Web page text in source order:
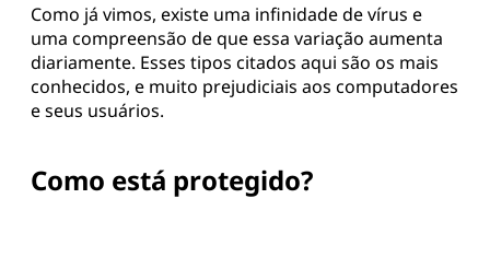
Como já vimos, existe uma infinidade de vírus e
uma compreensão de que essa variação aumenta
diariamente. Esses tipos citados aqui são os mais
conhecidos, e muito prejudiciais aos computadores
e seus usuários.
Como está protegido?